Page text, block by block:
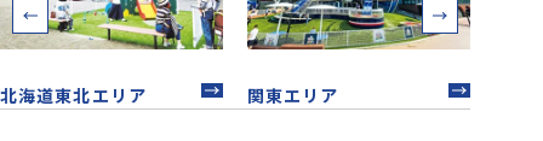
北海道東北エリア 関東エリア